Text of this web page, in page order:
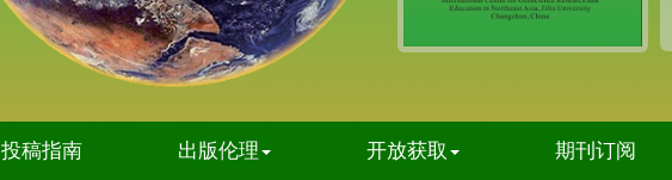
投稿指南 出版伦理 开放获取 期刊订阅